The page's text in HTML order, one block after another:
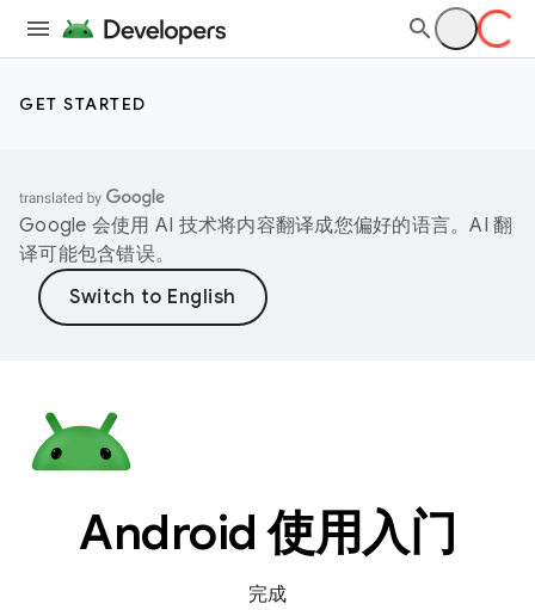
GET STARTED
Google 会使用 AI 技术将内容翻译成您偏好的语言。AI 翻
译可能包含错误。
Android 使用入门
完成